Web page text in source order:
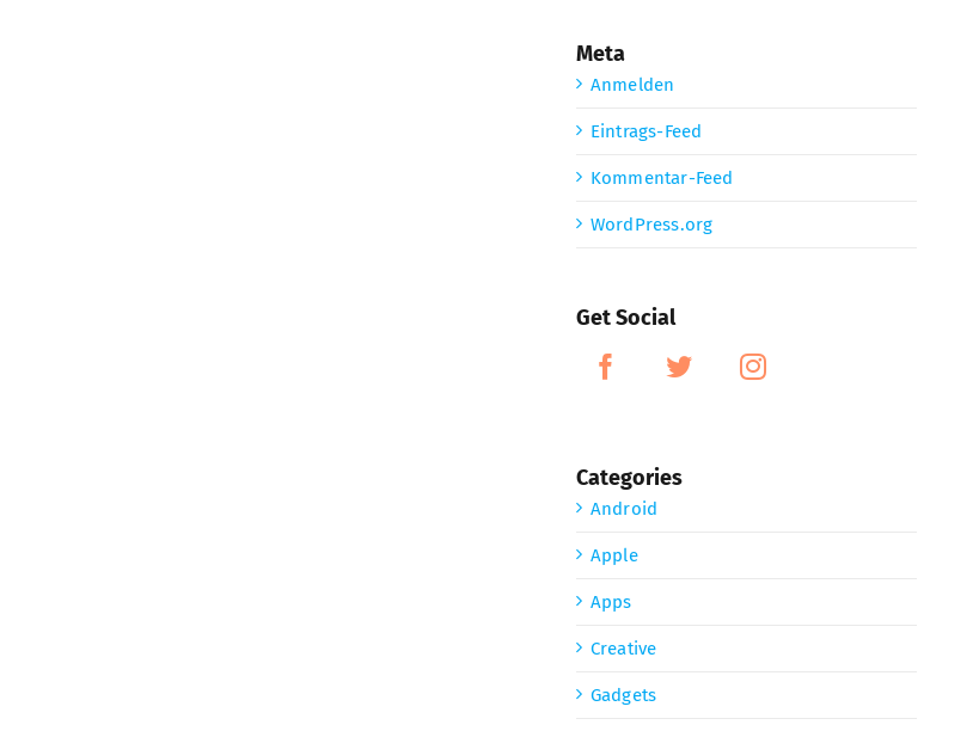
Meta
Anmelden
Eintrags-Feed
Kommentar-Feed
WordPress.org
Get Social
Categories
Android
Apple
Apps
Creative
Gadgets